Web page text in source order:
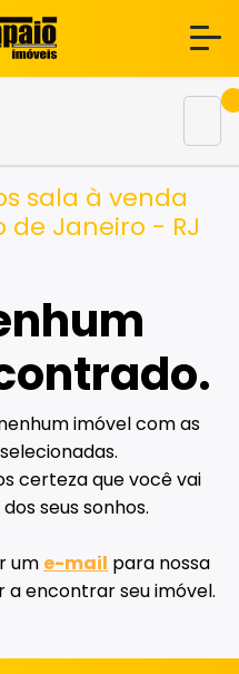
sala à venda
de Janeiro - RJ
imóvel com as
certeza que você vai
seus sonhos.
um e-mail para nossa
a encontrar seu imóvel.